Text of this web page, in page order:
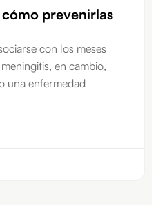
prevenirlas
con los meses
en cambio,
una enfermedad